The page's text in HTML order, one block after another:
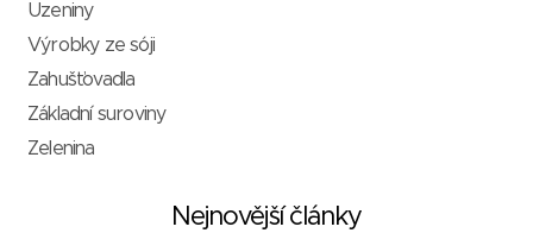
Uzeniny
Výrobky ze sóji
Zahušťovadla
Základní suroviny
Zelenina
Nejnovější články